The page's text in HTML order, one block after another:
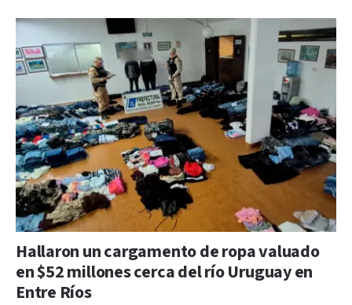
Hallaron un cargamento de ropa valuado
en $52 millones cerca del río Uruguay en
Entre Ríos